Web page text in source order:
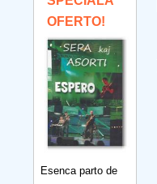
OFERTO!
Esenca parto de